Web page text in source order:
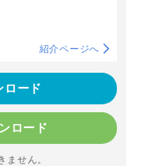
紹介ページへ
ード
ロード
せん。